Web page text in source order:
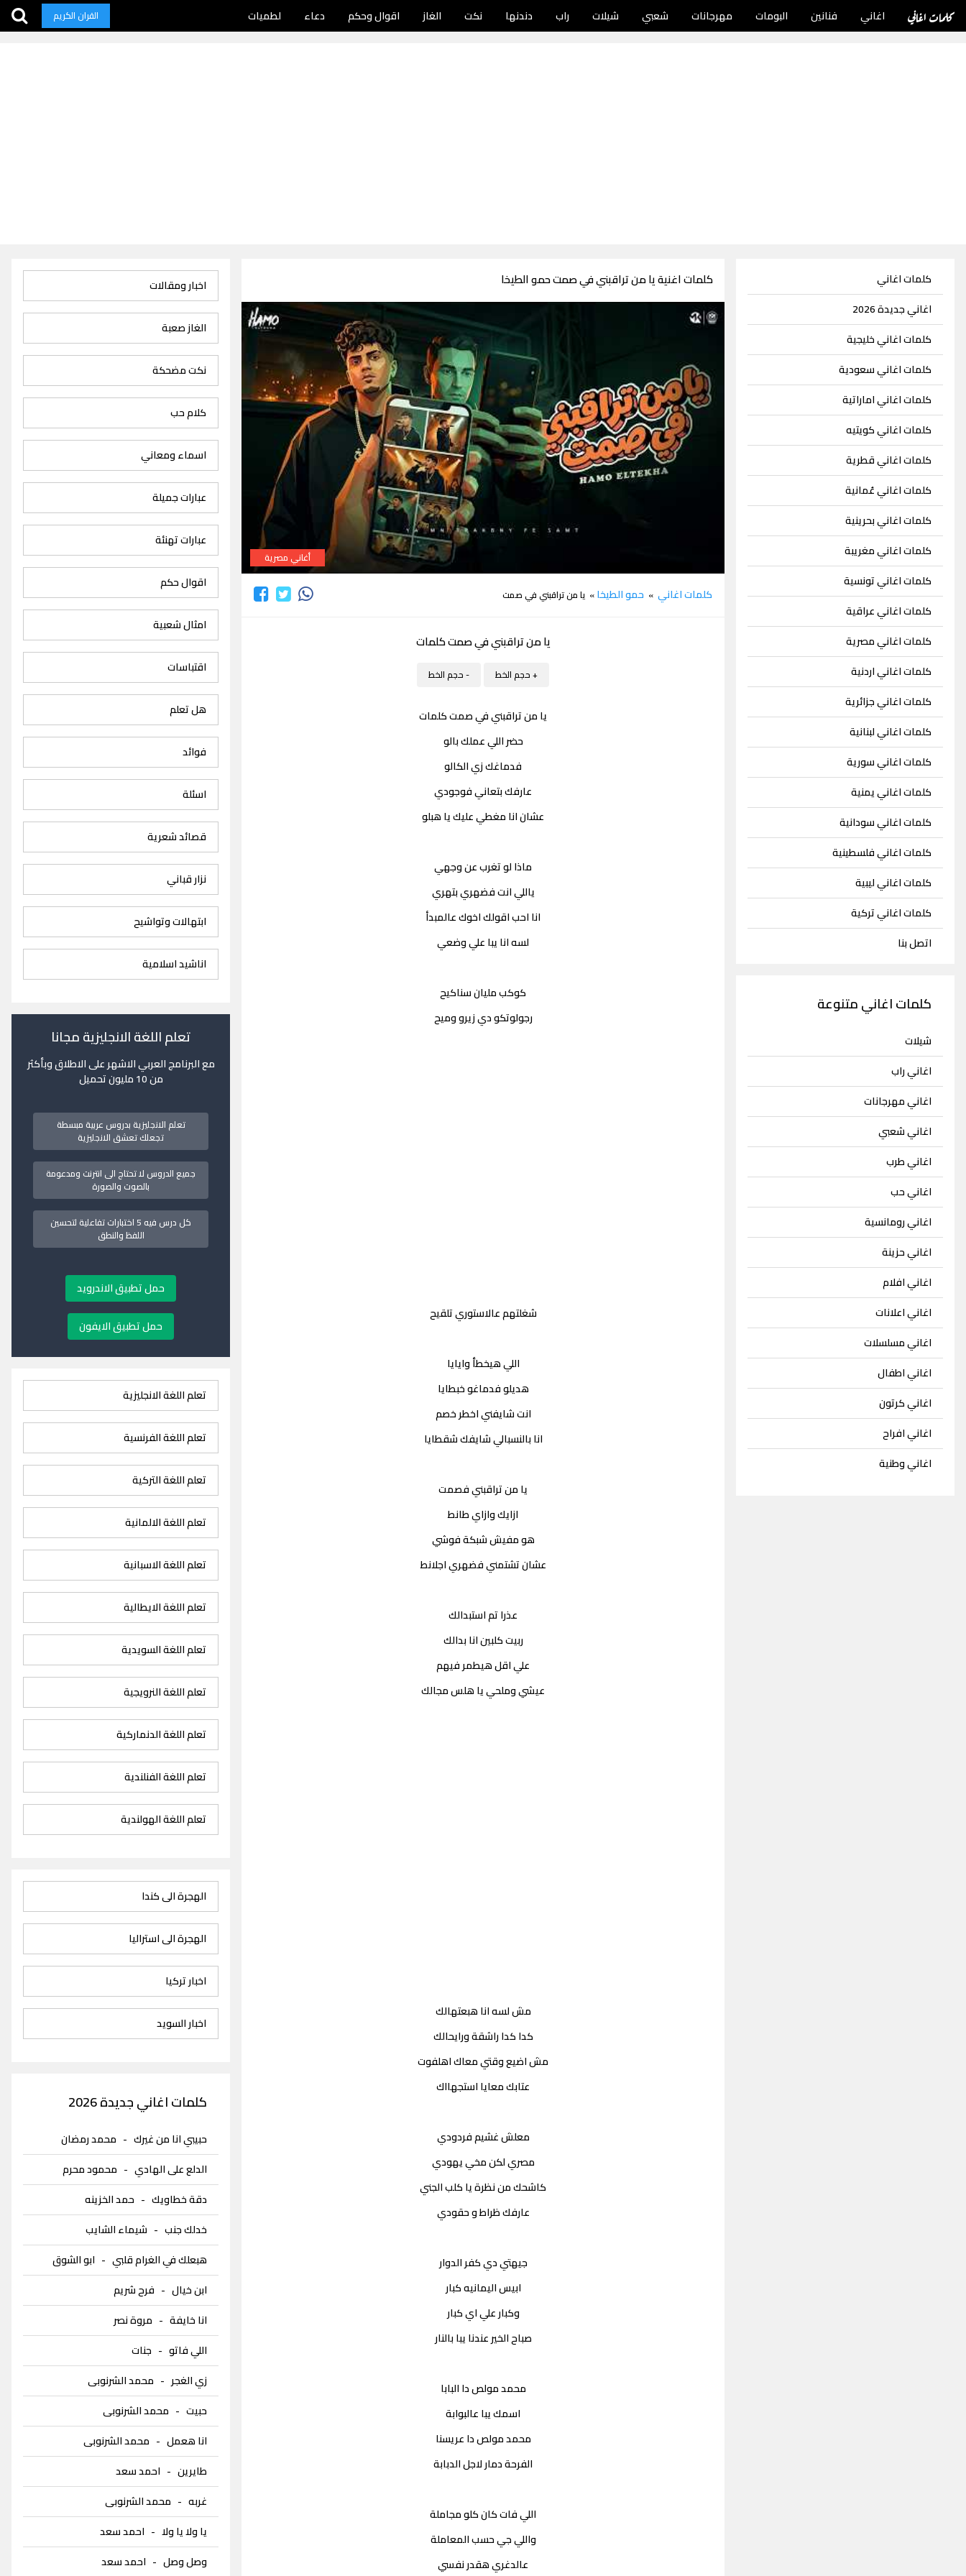
كلمات اغاني اغاني فنانين البومات مهرجانات شعبي شيلات راب دندنها نكت الغاز اقوال وحكم دعاء لطميات القران الكريم
كلمات اغاني
اغاني جديدة 2026
كلمات اغاني خليجية
كلمات اغاني سعودية
كلمات اغاني اماراتية
كلمات اغاني كويتيه
كلمات اغاني قطرية
كلمات اغاني عُمانية
كلمات اغاني بحرينية
كلمات اغاني مغريبة
كلمات اغاني تونسية
كلمات اغاني عراقية
كلمات اغاني مصرية
كلمات اغاني اردنية
كلمات اغاني جزائرية
كلمات اغاني لبنانية
كلمات اغاني سورية
كلمات اغاني يمنية
كلمات اغاني سودانية
كلمات اغاني فلسطينية
كلمات اغاني ليبية
كلمات اغاني تركية
اتصل بنا
كلمات اغاني متنوعة
شيلات
اغاني راب
اغاني مهرجانات
اغاني شعبي
اغاني طرب
اغاني حب
اغاني رومانسية
اغاني حزينة
اغاني افلام
اغاني اعلانات
اغاني مسلسلات
اغاني اطفال
اغاني كرتون
اغاني افراح
اغاني وطنية
كلمات اغنية يا من تراقبني في صمت حمو الطيخا
أغاني مصرية
كلمات اغاني » حمو الطيخا» يا من تراقبني في صمت
يا من تراقبني في صمت كلمات
+ حجم الخط - حجم الخط
يا من تراقبني في صمت كلمات
حضر اللي عملك بالو
فدماغك زي الكالو
عارفك بتعاني فوجودي
عشان انا مغطي عليك يا هبلو
ماذا لو تغرب عن وجهي
ياللي انت فضهري بتهري
انا احب اقولك اخوك عالمبدأ
لسه انا يبا علي وضعي
كوكب مليان سناكيح
رجولوتكو دي زيرو وميح
شغلتهم عالاستوري تلقيح
اللي هيخطأ وايايا
هديلو فدماغو خبطايا
انت شايفني اخطر خصم
انا بالنسبالي شايفك شقطايا
يا من تراقبني فصمت
ازايك وازاي طانط
هو مفيش شبكة فوشي
عشان تشتمني فضهري اجلانط
عذرا تم استبدالك
ربيت كلبين انا بدالك
علي اقل هيطمر فيهم
عيشي وملحي يا هلس مجالك
مش لسه انا هبعتهالك
كدا كدا راشقة ورايحالك
مش اضيع وقتي معاك اهلفوت
عتابك معايا استجهااك
معلش غشيم فردودي
مصري لكن مخي يهودي
كاشحك من نظرة يا كلب الجني
عارفك ظراط و حقودي
جيهتي دي كفر الدوار
ابيس اليمانيه كبار
وكبار علي اي كبار
صباح الخير عندنا يبا بالنار
محمد مولص دا البابا
اسمك يبا عالبوابة
محمد مولص دا عريسنا
الفرحة دمار لاجل الدبابة
اللي فات كان كلو مجاملة
واللي جي حسب المعاملة
عالدغري هقدر نفسي
اخبار ومقالات
الغاز صعبة
نكت مضحكة
كلام حب
اسماء ومعاني
عبارات جميلة
عبارات تهنئة
اقوال حكم
امثال شعبية
اقتباسات
هل تعلم
فوائد
اسئلة
قصائد شعرية
نزار قباني
ابتهالات وتواشيح
اناشيد اسلامية
تعلم اللغة الانجليزية مجانا
مع البرنامج العربي الاشهر على الاطلاق وبأكثر
من 10 مليون تحميل
تعلم الانجليزية بدروس عربية مبسطة
تجعلك تعشق الانجليزية
جميع الدروس لا تحتاج الى انترنت ومدعومة
بالصوت والصورة
كل درس فيه 5 اختبارات تفاعلية لتحسين
اللفظ والنطق
حمل تطبيق الاندرويد
حمل تطبيق الايفون
تعلم اللغة الانجليزية
تعلم اللغة الفرنسية
تعلم اللغة التركية
تعلم اللغة الالمانية
تعلم اللغة الاسبانية
تعلم اللغة الايطالية
تعلم اللغة السويدية
تعلم اللغة النرويجية
تعلم اللغة الدنماركية
تعلم اللغة الفنلندية
تعلم اللغة الهولندية
الهجرة الى كندا
الهجرة الى استراليا
اخبار تركيا
اخبار السويد
كلمات اغاني جديدة 2026
حبيبي انا من غيرك- محمد رمضان
الدلع على الهادي- محمود محرم
دقة خطاويك- حمد الخزينه
خدلك جنب- شيماء الشايب
هبعلك في الغرام قلبي- ابو الشوق
ابن خيال- فرح شريم
انا خايفة- مروة نصر
اللي فاتو- جنات
زي الغجر - محمد الشرنوبى
حبيت- محمد الشرنوبى
انا هعمل- محمد الشرنوبى
طايرين- احمد سعد
غربه- محمد الشرنوبى
يا ولا يا ولا- احمد سعد
وصل وصل- احمد سعد